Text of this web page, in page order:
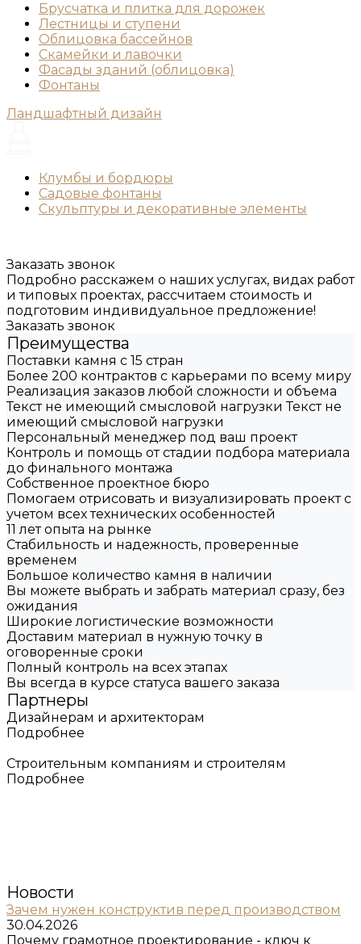
Брусчатка и плитка для дорожек
Лестницы и ступени
Облицовка бассейнов
Скамейки и лавочки
Фасады зданий (облицовка)
Фонтаны
Ландшафтный дизайн
Клумбы и бордюры
Садовые фонтаны
Скульптуры и декоративные элементы
Заказать звонок
Подробно расскажем о наших услугах, видах работ
и типовых проектах, рассчитаем стоимость и
подготовим индивидуальное предложение!
Заказать звонок
Преимущества
Поставки камня с 15 стран
Более 200 контрактов с карьерами по всему миру
Реализация заказов любой сложности и объема
Текст не имеющий смысловой нагрузки Текст не
имеющий смысловой нагрузки
Персональный менеджер под ваш проект
Контроль и помощь от стадии подбора материала
до финального монтажа
Собственное проектное бюро
Помогаем отрисовать и визуализировать проект с
учетом всех технических особенностей
11 лет опыта на рынке
Стабильность и надежность, проверенные
временем
Большое количество камня в наличии
Вы можете выбрать и забрать материал сразу, без
ожидания
Широкие логистические возможности
Доставим материал в нужную точку в
оговоренные сроки
Полный контроль на всех этапах
Вы всегда в курсе статуса вашего заказа
Партнеры
Дизайнерам и архитекторам
Подробнее
Строительным компаниям и строителям
Подробнее
Новости
Зачем нужен конструктив перед производством
30.04.2026
Почему грамотное проектирование - ключ к